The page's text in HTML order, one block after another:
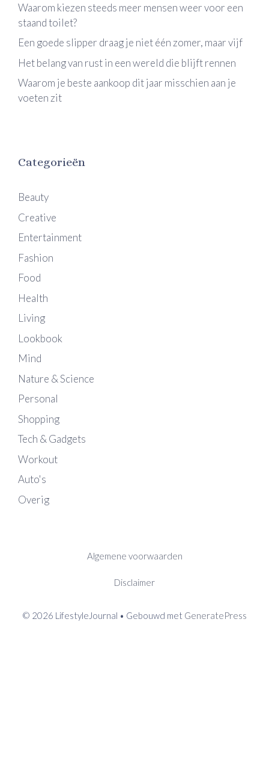
Waarom kiezen steeds meer mensen weer voor een
staand toilet?
Een goede slipper draag je niet één zomer, maar vijf
Het belang van rust in een wereld die blijft rennen
Waarom je beste aankoop dit jaar misschien aan je
voeten zit
Categorieën
Beauty
Creative
Entertainment
Fashion
Food
Health
Living
Lookbook
Mind
Nature & Science
Personal
Shopping
Tech & Gadgets
Workout
Auto's
Overig
Algemene voorwaarden
Disclaimer
© 2026 LifestyleJournal • Gebouwd met GeneratePress